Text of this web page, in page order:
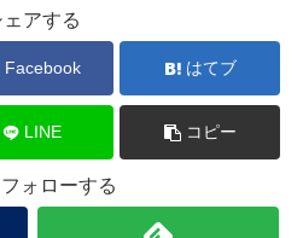
ェアする
Facebook はてブ
LINE コピー
ォローする